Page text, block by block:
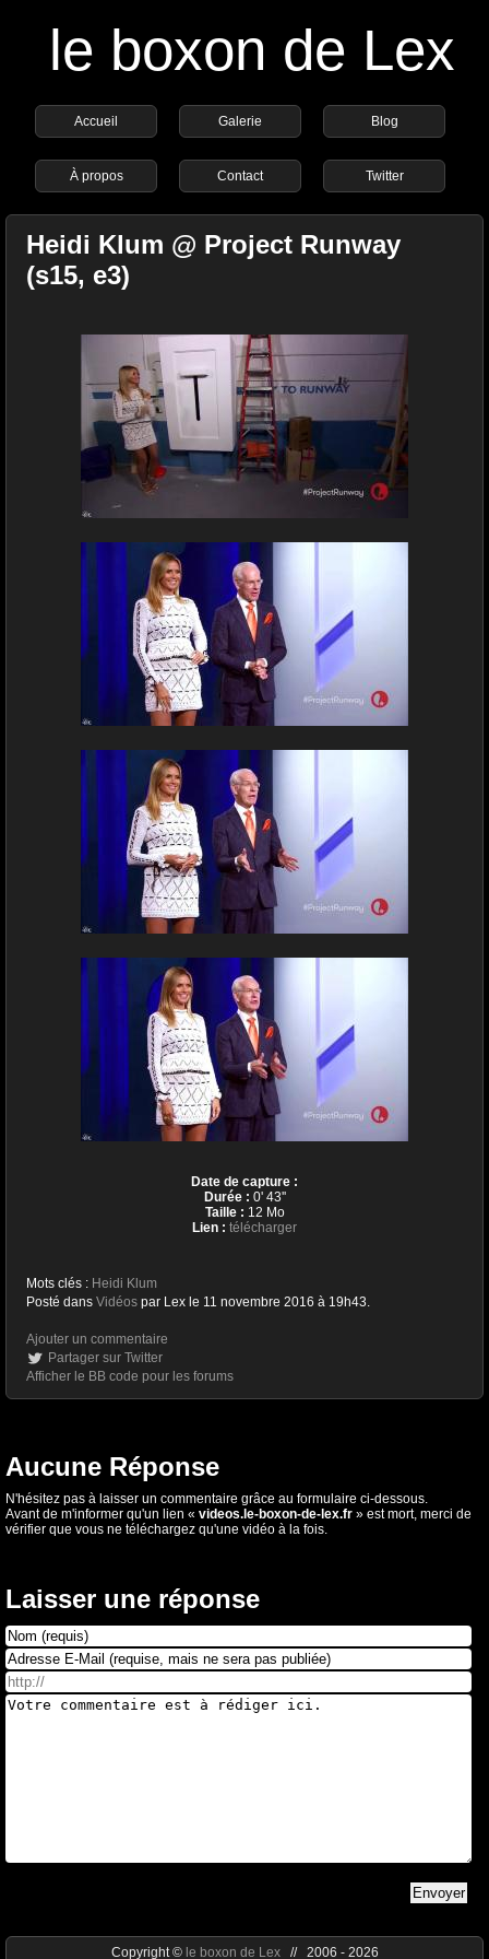
le boxon de Lex
Accueil Galerie Blog
À propos Contact Twitter
Heidi Klum @ Project Runway
(s15, e3)
Date de capture :
Durée : 0' 43''
Taille : 12 Mo
Lien : télécharger
Mots clés : Heidi Klum
Posté dans Vidéos par Lex le 11 novembre 2016 à 19h43.
Ajouter un commentaire
Partager sur Twitter
Afficher le BB code pour les forums
Aucune Réponse
N'hésitez pas à laisser un commentaire grâce au formulaire ci-dessous.
Avant de m'informer qu'un lien « videos.le-boxon-de-lex.fr » est mort, merci de
vérifier que vous ne téléchargez qu'une vidéo à la fois.
Laisser une réponse
Copyright © le boxon de Lex// 2006 - 2026